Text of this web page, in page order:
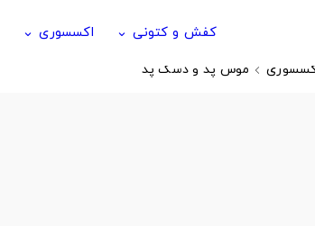
کفش و کتونی keyboard_arrow_down اکسسوری keyboard_arrow_down
موس پد و دسک پد